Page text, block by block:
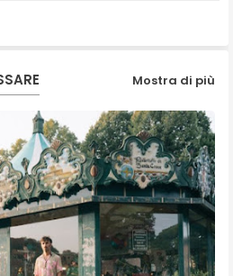
Mostra di più